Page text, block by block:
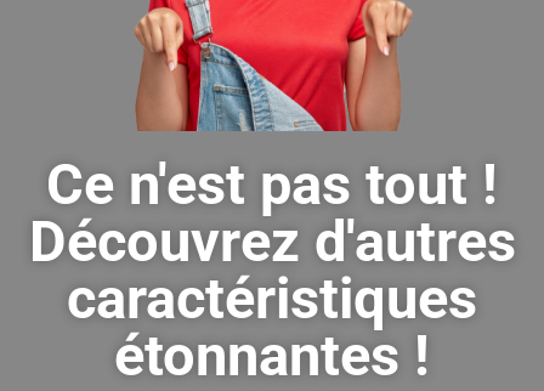
Ce n'est pas tout !
Découvrez d'autres
caractéristiques
étonnantes !